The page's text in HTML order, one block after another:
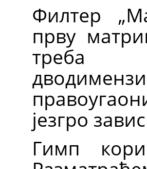
Филтер
прву
треба
језгро
Гимп